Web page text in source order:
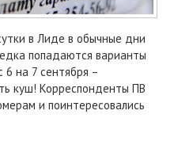
в Лиде в обычные дни
попадаются варианты
на 7 сентября –
куш! Корреспонденты ПВ
и поинтересовались